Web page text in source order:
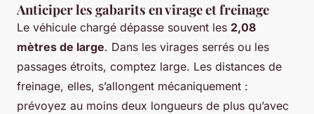
Anticiper les gabarits en virage et freinage
Le véhicule chargé dépasse souvent les 2,08
mètres de large. Dans les virages serrés ou les
passages étroits, comptez large. Les distances de
freinage, elles, s’allongent mécaniquement :
prévoyez au moins deux longueurs de plus qu’avec